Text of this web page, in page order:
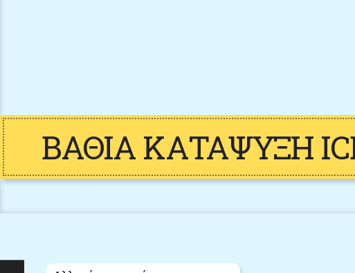
ΒΑΘΙΆ ΚΑΤΆΨΥΞΗ